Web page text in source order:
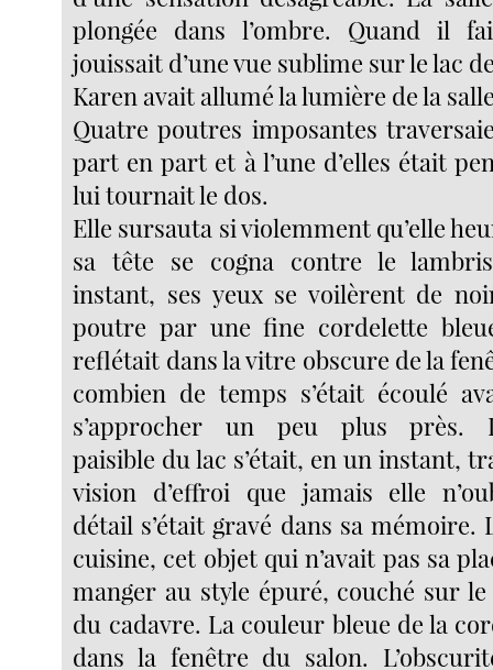
plongée dans l’ombre. Quand il
jouissait d’une vue sublime sur le lac
Karen avait allumé la lumière de la
Quatre poutres imposantes
part en part et à l’une d’elles était
lui tournait le dos.
Elle sursauta si violemment qu’elle
sa tête se cogna contre le lambris.
instant, ses yeux se voilèrent de
poutre par une fine cordelette
reflétait dans la vitre obscure de la
combien de temps s’était écoulé
s’approcher un peu plus près.
paisible du lac s’était, en un instant,
vision d’effroi que jamais elle
détail s’était gravé dans sa mémoire.
cuisine, cet objet qui n’avait pas sa
manger au style épuré, couché sur
du cadavre. La couleur bleue de la
dans la fenêtre du salon.